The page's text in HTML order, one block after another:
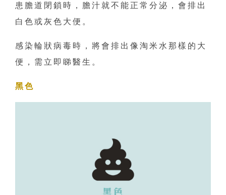
患膽道閉鎖時，膽汁就不能正常分泌，會排出
白色或灰色大便。
感染輪狀病毒時，將會排出像淘米水那樣的大
便，需立即睇醫生。
黑色